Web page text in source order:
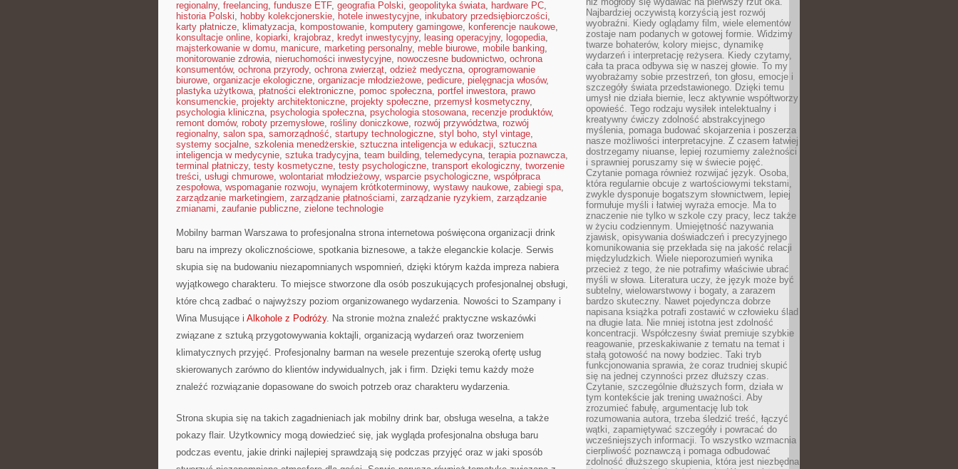
regionalny, freelancing, fundusze ETF, geografia Polski, geopolityka świata, hardware PC,
historia Polski, hobby kolekcjonerskie, hotele inwestycyjne, inkubatory przedsiębiorczości,
karty płatnicze, klimatyzacja, kompostowanie, komputery gamingowe, konferencje naukowe,
konsultacje online, kopiarki, krajobraz, kredyt inwestycyjny, leasing operacyjny, logopedia,
majsterkowanie w domu, manicure, marketing personalny, meble biurowe, mobile banking,
monitorowanie zdrowia, nieruchomości inwestycyjne, nowoczesne budownictwo, ochrona
konsumentów, ochrona przyrody, ochrona zwierząt, odzież medyczna, oprogramowanie
biurowe, organizacje ekologiczne, organizacje młodzieżowe, pedicure, pielęgnacja włosów,
plastyka użytkowa, płatności elektroniczne, pomoc społeczna, portfel inwestora, prawo
konsumenckie, projekty architektoniczne, projekty społeczne, przemysł kosmetyczny,
psychologia kliniczna, psychologia społeczna, psychologia stosowana, recenzje produktów,
remont domów, roboty przemysłowe, rośliny doniczkowe, rozwój przywództwa, rozwój
regionalny, salon spa, samorządność, startupy technologiczne, styl boho, styl vintage,
systemy socjalne, szkolenia menedżerskie, sztuczna inteligencja w edukacji, sztuczna
inteligencja w medycynie, sztuka tradycyjna, team building, telemedycyna, terapia poznawcza,
terminal płatniczy, testy kosmetyczne, testy psychologiczne, transport ekologiczny, tworzenie
treści, usługi chmurowe, wolontariat młodzieżowy, wsparcie psychologiczne, współpraca
zespołowa, wspomaganie rozwoju, wynajem krótkoterminowy, wystawy naukowe, zabiegi spa,
zarządzanie marketingiem, zarządzanie płatnościami, zarządzanie ryzykiem, zarządzanie
zmianami, zaufanie publiczne, zielone technologie
Mobilny barman Warszawa to profesjonalna strona internetowa poświęcona organizacji drink
baru na imprezy okolicznościowe, spotkania biznesowe, a także eleganckie kolacje. Serwis
skupia się na budowaniu niezapomnianych wspomnień, dzięki którym każda impreza nabiera
wyjątkowego charakteru. To miejsce stworzone dla osób poszukujących profesjonalnej obsługi,
które chcą zadbać o najwyższy poziom organizowanego wydarzenia. Nowości to Szampany i
Wina Musujące i Alkohole z Podróży. Na stronie można znaleźć praktyczne wskazówki
związane z sztuką przygotowywania koktajli, organizacją wydarzeń oraz tworzeniem
klimatycznych przyjęć. Profesjonalny barman na wesele prezentuje szeroką ofertę usług
skierowanych zarówno do klientów indywidualnych, jak i firm. Dzięki temu każdy może
znaleźć rozwiązanie dopasowane do swoich potrzeb oraz charakteru wydarzenia.
Strona skupia się na takich zagadnieniach jak mobilny drink bar, obsługa weselna, a także
pokazy flair. Użytkownicy mogą dowiedzieć się, jak wygląda profesjonalna obsługa baru
podczas eventu, jakie drinki najlepiej sprawdzają się podczas przyjęć oraz w jaki sposób
Najbardziej oczywistą korzyścią jest rozwój
wyobraźni. Kiedy oglądamy film, wiele elementów
zostaje nam podanych w gotowej formie. Widzimy
twarze bohaterów, kolory miejsc, dynamikę
wydarzeń i interpretację reżysera. Kiedy czytamy,
cała ta praca odbywa się w naszej głowie. To my
wyobrażamy sobie przestrzeń, ton głosu, emocje i
szczegóły świata przedstawionego. Dzięki temu
umysł nie działa biernie, lecz aktywnie współtworzy
opowieść. Tego rodzaju wysiłek intelektualny i
kreatywny ćwiczy zdolność abstrakcyjnego
myślenia, pomaga budować skojarzenia i poszerza
nasze możliwości interpretacyjne. Z czasem łatwiej
dostrzegamy niuanse, lepiej rozumiemy zależności
i sprawniej poruszamy się w świecie pojęć.
Czytanie pomaga również rozwijać język. Osoba,
która regularnie obcuje z wartościowymi tekstami,
zwykle dysponuje bogatszym słownictwem, lepiej
formułuje myśli i łatwiej wyraża emocje. Ma to
znaczenie nie tylko w szkole czy pracy, lecz także
w życiu codziennym. Umiejętność nazywania
zjawisk, opisywania doświadczeń i precyzyjnego
komunikowania się przekłada się na jakość relacji
międzyludzkich. Wiele nieporozumień wynika
przecież z tego, że nie potrafimy właściwie ubrać
myśli w słowa. Literatura uczy, że język może być
subtelny, wielowarstwowy i bogaty, a zarazem
bardzo skuteczny. Nawet pojedyncza dobrze
napisana książka potrafi zostawić w człowieku ślad
na długie lata. Nie mniej istotna jest zdolność
koncentracji. Współczesny świat premiuje szybkie
reagowanie, przeskakiwanie z tematu na temat i
stałą gotowość na nowy bodziec. Taki tryb
funkcjonowania sprawia, że coraz trudniej skupić
się na jednej czynności przez dłuższy czas.
Czytanie, szczególnie dłuższych form, działa w
tym kontekście jak trening uważności. Aby
zrozumieć fabułę, argumentację lub tok
rozumowania autora, trzeba śledzić treść, łączyć
wątki, zapamiętywać szczegóły i powracać do
wcześniejszych informacji. To wszystko wzmacnia
cierpliwość poznawczą i pomaga odbudować
zdolność dłuższego skupienia, która jest niezbędna